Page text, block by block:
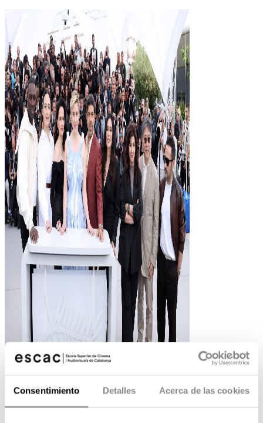
Consentimiento Detalles Acerca de las cookies